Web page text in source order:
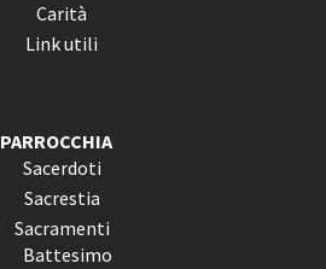
Carità
Link utili
PARROCCHIA
Sacerdoti
Sacrestia
Sacramenti
Battesimo